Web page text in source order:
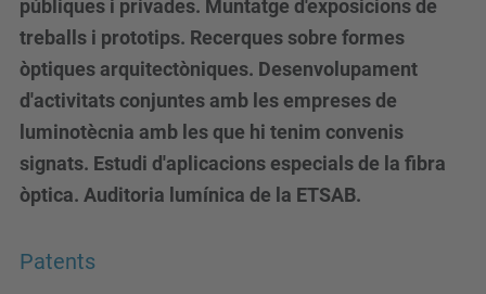
públiques i privades. Muntatge d'exposicions de
treballs i prototips. Recerques sobre formes
òptiques arquitectòniques. Desenvolupament
d'activitats conjuntes amb les empreses de
luminotècnia amb les que hi tenim convenis
signats. Estudi d'aplicacions especials de la fibra
òptica. Auditoria lumínica de la ETSAB.
Patents